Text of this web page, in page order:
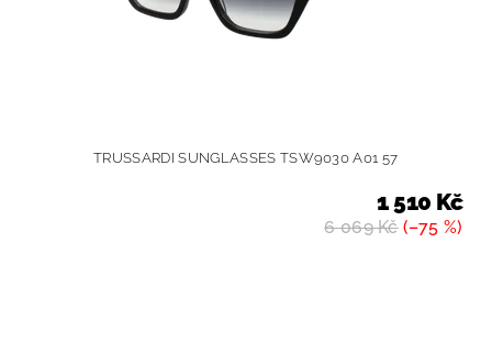
TRUSSARDI SUNGLASSES TSW9030 A01 57
6 069 Kč(–75 %)
1 510 Kč